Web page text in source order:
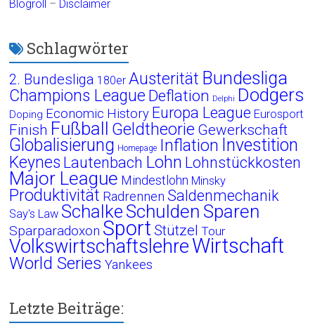
Blogroll – Disclaimer
Schlagwörter
2. Bundesliga 180er Austerität Bundesliga
Champions League Deflation Delphi Dodgers
Doping Economic History Europa League Eurosport
Finish Fußball Geldtheorie Gewerkschaft
Globalisierung Homepage Inflation Investition
Keynes Lautenbach Lohn Lohnstückkosten
Major League Mindestlohn Minsky
Produktivität Radrennen Saldenmechanik
Say's Law Schalke Schulden Sparen
Sparparadoxon Sport Stützel Tour
VolkswirtschaftslehreWirtschaft
World Series Yankees
Letzte Beiträge: